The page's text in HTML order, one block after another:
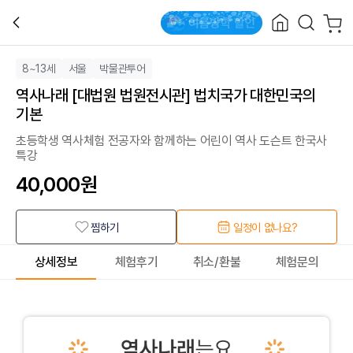
8~13세 서울 박물관투어
역사나래 [대법원 법원전시관] 법치국가 대한민국의
기본
초등학생 역사체험 전공자와 함께하는 어린이 역사 도슨트 한국사
특강
40,000원
찜하기 일정이 없나요?
상세정보 체험후기 취소/환불 체험문의